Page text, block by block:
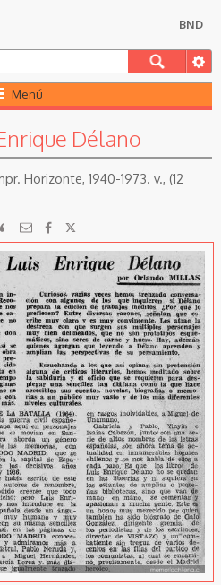
BND
Menú
Délano
Horizonte, 1940-1973. v., (12
Citar